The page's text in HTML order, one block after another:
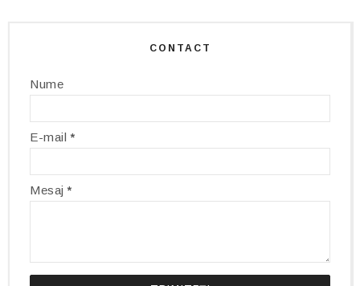
CONTACT
Nume
E-mail*
Mesaj*